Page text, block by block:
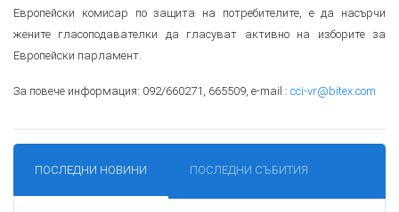
Европейски комисар по защита на потребителите, е да насърчи
жените гласоподавателки да гласуват активно на изборите за
Европейски парламент.
За повече информация: 092/660271, 665509, е-mail : cci-vr@bitex.com
ПОСЛЕДНИ НОВИНИ ПОСЛЕДНИ СЪБИТИЯ